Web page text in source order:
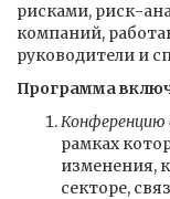
рисками, риск-
компаний,
руководители и
Программа
Конференцию
рамках
изменения,
секторе,